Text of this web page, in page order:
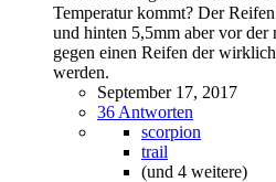
Temperatur kommt? Der
und hinten 5,5mm aber vor der
gegen einen Reifen der
werden.
September 17, 2017
36 Antworten
scorpion
trail
(und 4 weitere)